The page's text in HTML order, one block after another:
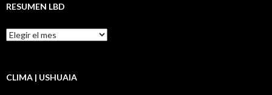
RESUMEN LBD
Resumen
LBD
CLIMA | USHUAIA